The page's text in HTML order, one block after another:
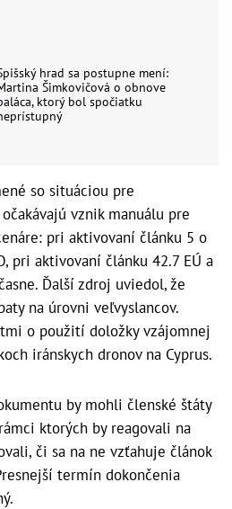
hrad sa postupne mení:
Šimkovičová o obnove
ktorý bol spočiatku
so situáciou pre
vznik manuálu pre
pri aktivovaní článku 5 o
pri aktivovaní článku 42.7 EÚ a
Ďalší zdroj uviedol, že
na úrovni veľvyslancov.
o použití doložky vzájomnej
iránskych dronov na Cyprus.
by mohli členské štáty
ktorých by reagovali na
či sa na ne vzťahuje článok
termín dokončenia